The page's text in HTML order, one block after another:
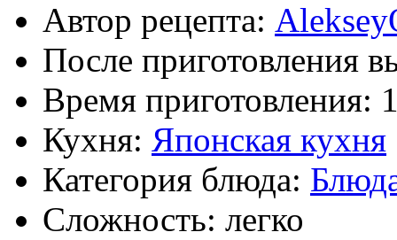
Автор рецепта:
После приготовления
Время приготовления:
Кухня: Японская кухня
Категория блюда:
Сложность: легко